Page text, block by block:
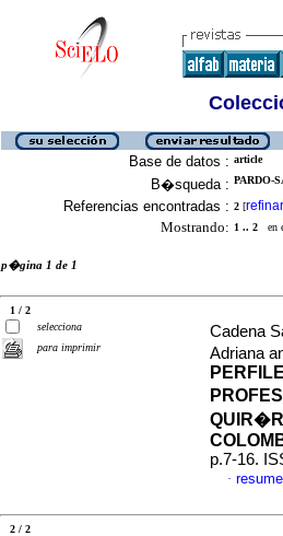
Base de datos : article
B�squeda : PARDO-
Referencias encontradas : 2 [refinar
Mostrando: 1 .. 2 en
p�gina 1 de 1
1 / 2
selecciona
para imprimir
Cadena
Adriana
p.7-16.
·
2 / 2